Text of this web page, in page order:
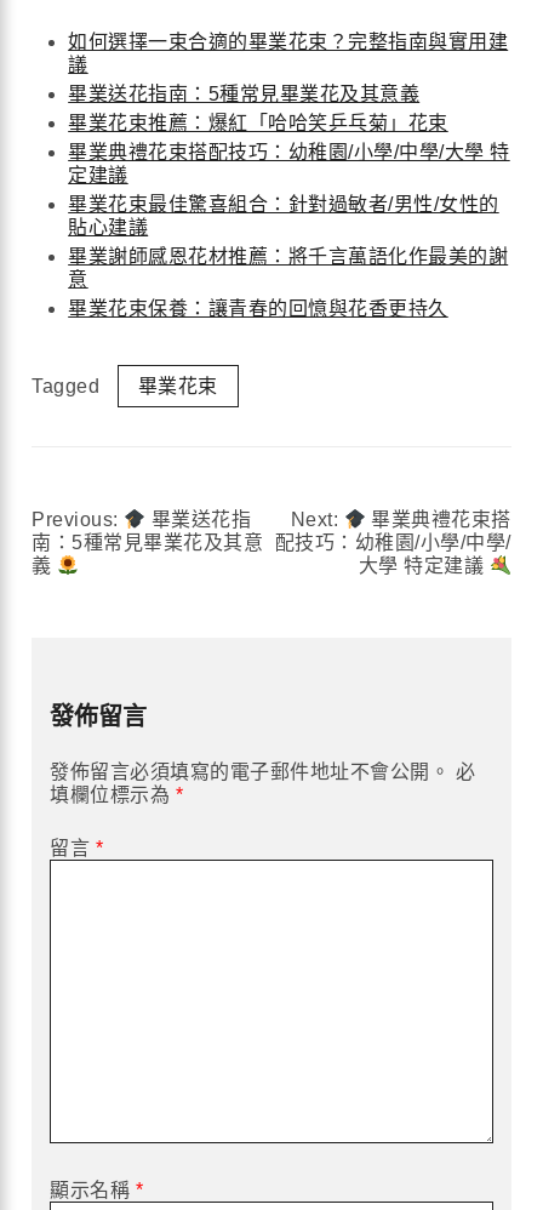
如何選擇一束合適的畢業花束？完整指南與實用建
議
畢業送花指南：5種常見畢業花及其意義
畢業花束推薦：爆紅「哈哈笑乒乓菊」花束
畢業典禮花束搭配技巧：幼稚園/小學/中學/大學 特
定建議
畢業花束最佳驚喜組合：針對過敏者/男性/女性的
貼心建議
畢業謝師感恩花材推薦：將千言萬語化作最美的謝
意
畢業花束保養：讓青春的回憶與花香更持久
Tagged 畢業花束
文
覽
Previous:
畢業送花指
南：5種常見畢業花及其意
義
Next:
畢業典禮花束搭
配技巧：幼稚園/小學/中學/
大學 特定建議
發佈留言
發佈留言必須填寫的電子郵件地址不會公開。 必
填欄位標示為 *
留言 *
顯示名稱 *